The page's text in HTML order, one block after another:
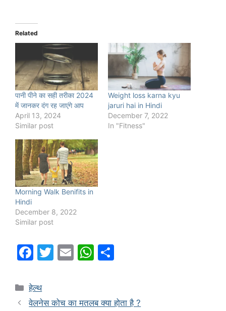
Related
पानी पीने का सही तरीका 2024
में जानकर दंग रह जाएंगे आप
April 13, 2024
Similar post
Weight loss karna kyu
jaruri hai in Hindi
December 7, 2022
In "Fitness"
Morning Walk Benifits in
Hindi
December 8, 2022
Similar post
F
c
e
T
er
E
l
W
s e
Categories
हेल्थ
वेलनेस कोच का मतलब क्या होता है ?